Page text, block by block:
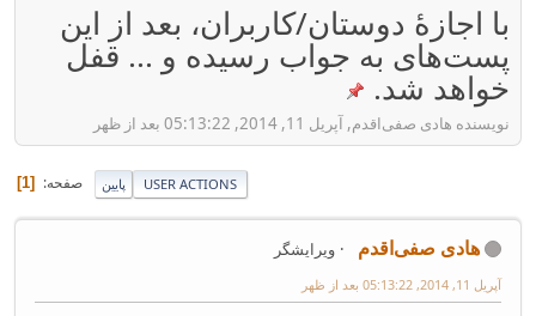
با اجازهٔ دوستان/کاربران، بعد از این
پست‌های به جواب رسیده و ... قفل
خواهد شد.
نویسنده هادی صفی‌اقدم, آپریل 11, 2014, 05:13:22 بعد از ظهر
پایین صفحه 1 USER ACTIONS
هادی صفی‌اقدم ویرایشگر
آپریل 11, 2014, 05:13:22 بعد از ظهر